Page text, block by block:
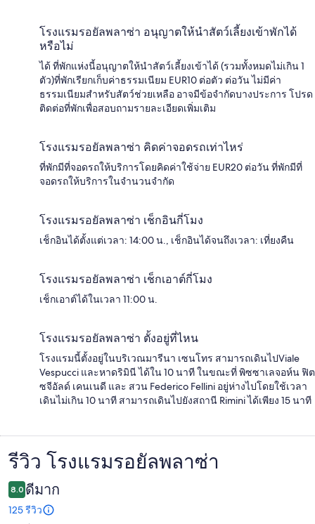
โรงแรมรอยัลพลาซ่า อนุญาตให้นำสัตว์เลี้ยงเข้าพักได้
หรือไม่
ได้ ที่พักแห่งนี้อนุญาตให้นำสัตว์เลี้ยงเข้าได้ (รวมทั้งหมดไม่เกิน 1
ตัว)ที่พักเรียกเก็บค่าธรรมเนียม EUR10 ต่อตัว ต่อวัน ไม่มีค่า
ธรรมเนียมสำหรับสัตว์ช่วยเหลือ อาจมีข้อจำกัดบางประการ โปรด
ติดต่อที่พักเพื่อสอบถามรายละเอียดเพิ่มเติม
โรงแรมรอยัลพลาซ่า คิดค่าจอดรถเท่าไหร่
ที่พักมีที่จอดรถให้บริการโดยคิดค่าใช้จ่าย EUR20 ต่อวัน ที่พักมีที่
จอดรถให้บริการในจำนวนจำกัด
โรงแรมรอยัลพลาซ่า เช็กอินกี่โมง
เช็กอินได้ตั้งแต่เวลา: 14:00 น., เช็กอินได้จนถึงเวลา: เที่ยงคืน
โรงแรมรอยัลพลาซ่า เช็กเอาต์กี่โมง
เช็กเอาต์ได้ในเวลา 11:00 น.
โรงแรมรอยัลพลาซ่า ตั้งอยู่ที่ไหน
โรงแรมนี้ตั้งอยู่ในบริเวณมารีนา เซนโทร สามารถเดินไปViale
Vespucci และหาดริมินี ได้ใน 10 นาที ในขณะที่ พิซซาเลจอห์น ฟิต
ซจีอัลด์ เคนเนดี และ สวน Federico Fellini อยู่ห่างไปโดยใช้เวลา
เดินไม่เกิน 10 นาที สามารถเดินไปยังสถานี Rimini ได้เพียง 15 นาที
รีวิว
รีวิว โรงแรมรอยัลพลาซ่า
8.0 ดีมาก
125 รีวิว